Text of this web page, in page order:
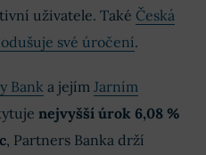
uživatele. Také Česká
své úročení.
Bank a jejím Jarním
nejvyšší úrok 6,08 %
, Partners Banka drží